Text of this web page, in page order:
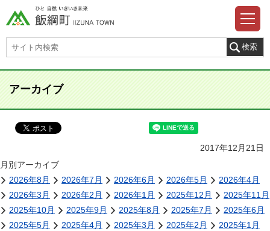
アーカイブ
2017年12月21日
月別アーカイブ
2026年8月
2026年7月 2026年6月 2026年5月
2026年4月
2026年3月
2026年2月 2026年1月 2025年12月
2025年11月
2025年10月
2025年9月 2025年8月 2025年7月
2025年6月
2025年5月
2025年4月 2025年3月 2025年2月
2025年1月